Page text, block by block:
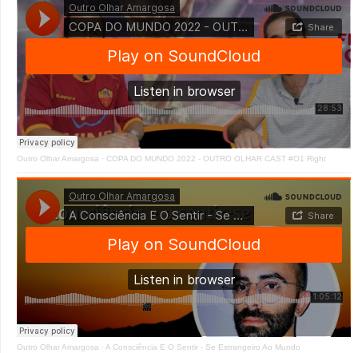
Outro Olhar Amargosa · COPA DO MUNDO 2022 - OUTRO OLHAR CAST #O1 Right
Outro Olhar Amargosa · A Consciência E O Sentir - Se Estrangeiro Ao Mundo